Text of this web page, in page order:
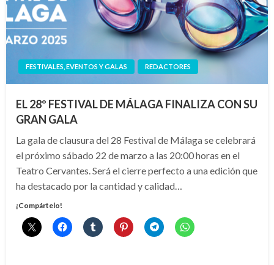
FESTIVALES, EVENTOS Y GALAS REDACTORES
EL 28º FESTIVAL DE MÁLAGA FINALIZA CON SU
GRAN GALA
La gala de clausura del 28 Festival de Málaga se celebrará
el próximo sábado 22 de marzo a las 20:00 horas en el
Teatro Cervantes. Será el cierre perfecto a una edición que
ha destacado por la cantidad y calidad…
¡Compártelo!